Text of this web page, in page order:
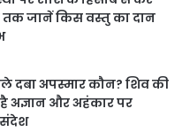
जानें किस वस्तु का दान
दबा अपस्मार कौन? शिव की
है अज्ञान और अहंकार पर
संदेश